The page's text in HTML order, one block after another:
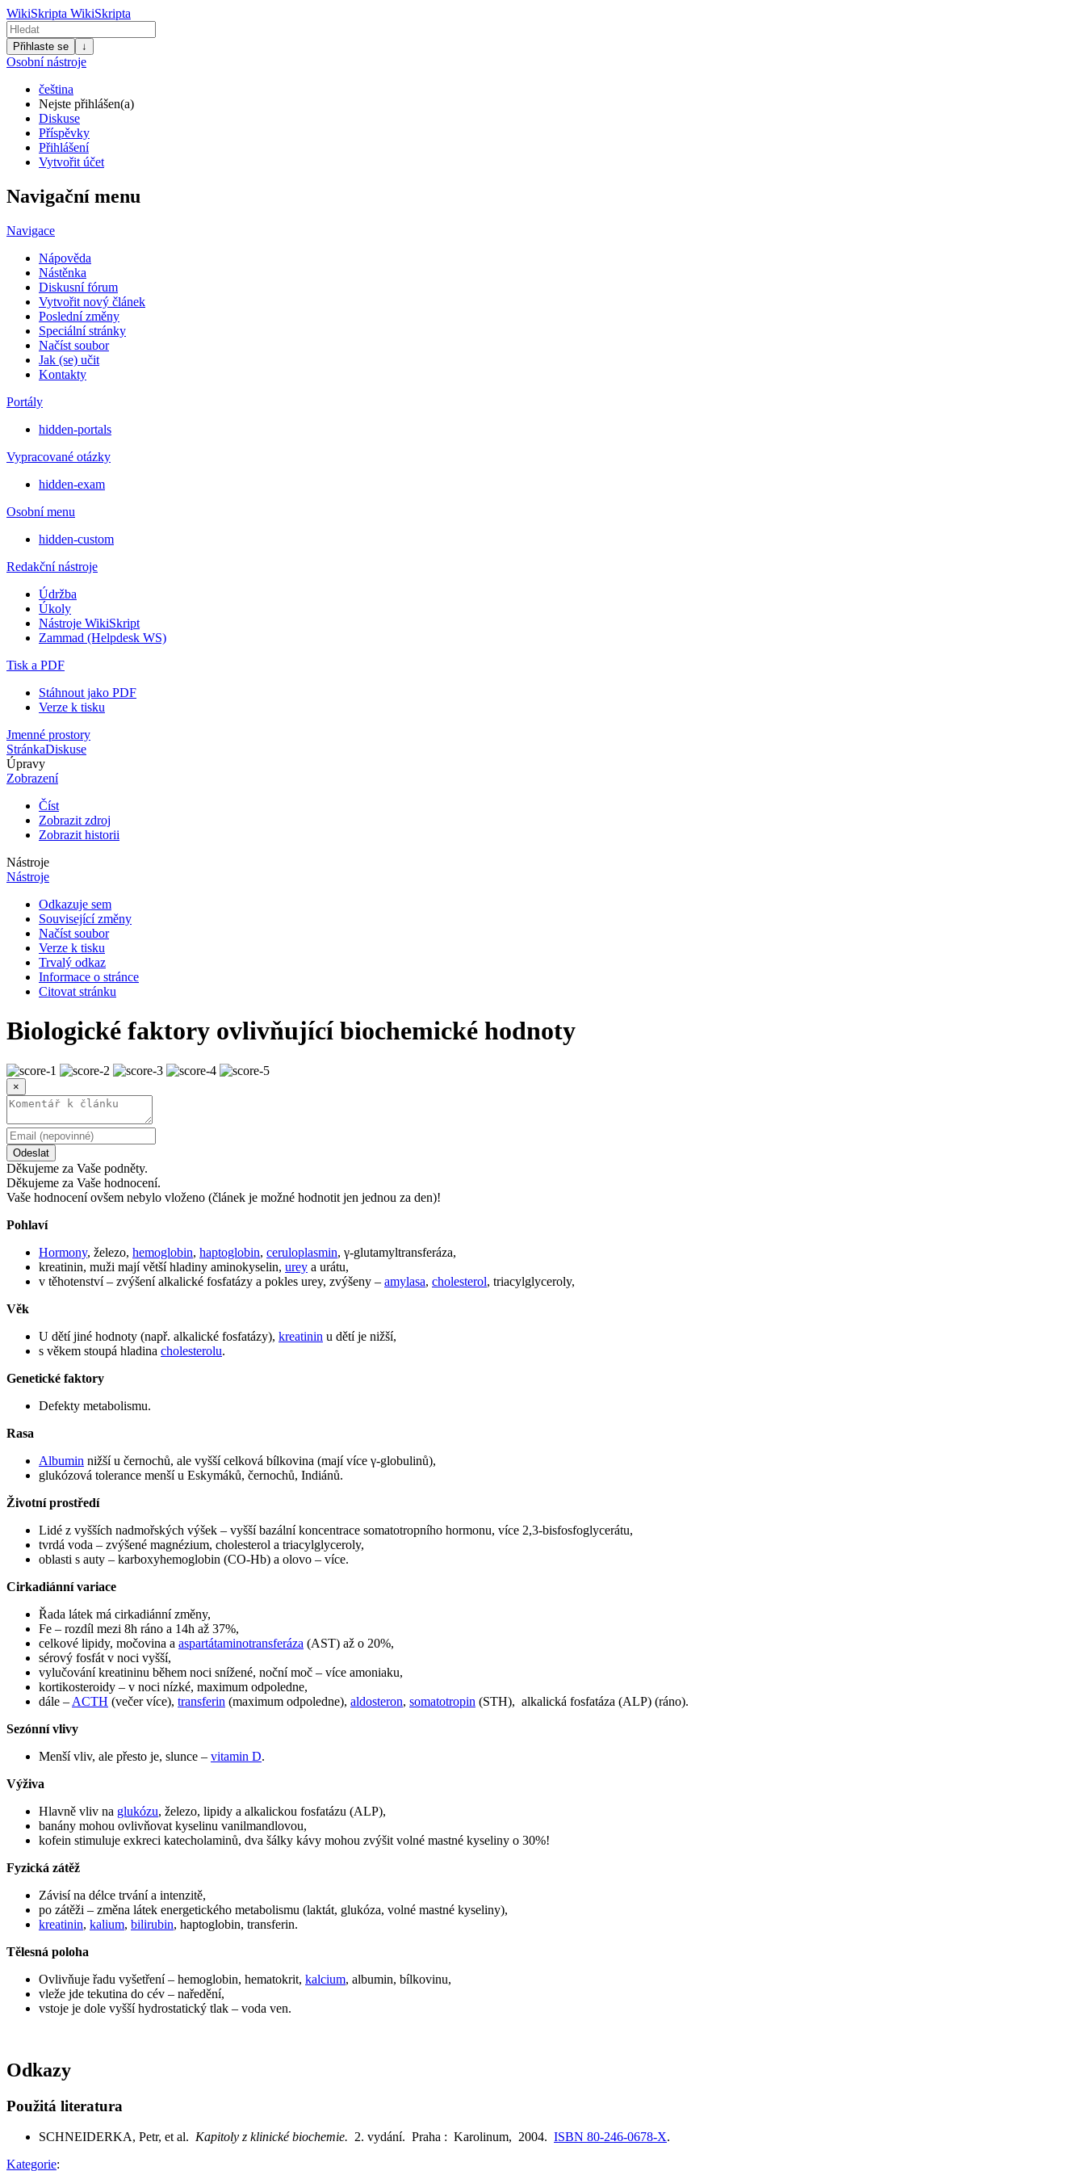
WikiSkripta WikiSkripta
Přihlaste se ↓
Osobní nástroje
čeština
Nejste přihlášen(a)
Diskuse
Příspěvky
Přihlášení
Vytvořit účet
Navigační menu
Navigace
Nápověda
Nástěnka
Diskusní fórum
Vytvořit nový článek
Poslední změny
Speciální stránky
Načíst soubor
Jak (se) učit
Kontakty
Portály
hidden-portals
Vypracované otázky
hidden-exam
Osobní menu
hidden-custom
Redakční nástroje
Údržba
Úkoly
Nástroje WikiSkript
Zammad (Helpdesk WS)
Tisk a PDF
Stáhnout jako PDF
Verze k tisku
Jmenné prostory
StránkaDiskuse
Úpravy
Zobrazení
Číst
Zobrazit zdroj
Zobrazit historii
Nástroje
Nástroje
Odkazuje sem
Související změny
Načíst soubor
Verze k tisku
Trvalý odkaz
Informace o stránce
Citovat stránku
Biologické faktory ovlivňující biochemické hodnoty
×
Odeslat
Děkujeme za Vaše podněty.
Děkujeme za Vaše hodnocení.
Vaše hodnocení ovšem nebylo vloženo (článek je možné hodnotit jen jednou za den)!
Pohlaví
Hormony, železo, hemoglobin, haptoglobin, ceruloplasmin, γ-glutamyltransferáza,
kreatinin, muži mají větší hladiny aminokyselin, urey a urátu,
v těhotenství – zvýšení alkalické fosfatázy a pokles urey, zvýšeny – amylasa, cholesterol, triacylglyceroly,
Věk
U dětí jiné hodnoty (např. alkalické fosfatázy), kreatinin u dětí je nižší,
s věkem stoupá hladina cholesterolu.
Genetické faktory
Defekty metabolismu.
Rasa
Albumin nižší u černochů, ale vyšší celková bílkovina (mají více γ-globulinů),
glukózová tolerance menší u Eskymáků, černochů, Indiánů.
Životní prostředí
Lidé z vyšších nadmořských výšek – vyšší bazální koncentrace somatotropního hormonu, více 2,3-bisfosfoglycerátu,
tvrdá voda – zvýšené magnézium, cholesterol a triacylglyceroly,
oblasti s auty – karboxyhemoglobin (CO-Hb) a olovo – více.
Cirkadiánní variace
Řada látek má cirkadiánní změny,
Fe – rozdíl mezi 8h ráno a 14h až 37%,
celkové lipidy, močovina a aspartátaminotransferáza (AST) až o 20%,
sérový fosfát v noci vyšší,
vylučování kreatininu během noci snížené, noční moč – více amoniaku,
kortikosteroidy – v noci nízké, maximum odpoledne,
dále – ACTH (večer více), transferin (maximum odpoledne), aldosteron, somatotropin (STH), alkalická fosfatáza (ALP) (ráno).
Sezónní vlivy
Menší vliv, ale přesto je, slunce – vitamin D.
Výživa
Hlavně vliv na glukózu, železo, lipidy a alkalickou fosfatázu (ALP),
banány mohou ovlivňovat kyselinu vanilmandlovou,
kofein stimuluje exkreci katecholaminů, dva šálky kávy mohou zvýšit volné mastné kyseliny o 30%!
Fyzická zátěž
Závisí na délce trvání a intenzitě,
po zátěži – změna látek energetického metabolismu (laktát, glukóza, volné mastné kyseliny),
kreatinin, kalium, bilirubin, haptoglobin, transferin.
Tělesná poloha
Ovlivňuje řadu vyšetření – hemoglobin, hematokrit, kalcium, albumin, bílkovinu,
vleže jde tekutina do cév – naředění,
vstoje je dole vyšší hydrostatický tlak – voda ven.
Odkazy
Použitá literatura
SCHNEIDERKA, Petr, et al. Kapitoly z klinické biochemie. 2. vydání. Praha : Karolinum, 2004. ISBN 80-246-0678-X.
Kategorie: